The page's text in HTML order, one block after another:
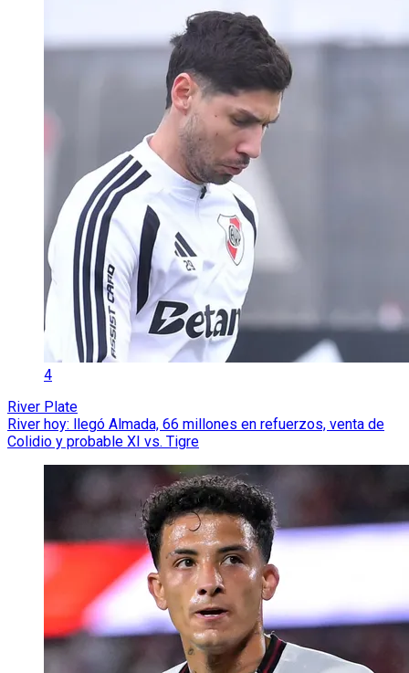
4
River Plate
River hoy: llegó Almada, 66 millones en refuerzos, venta de
Colidio y probable XI vs. Tigre